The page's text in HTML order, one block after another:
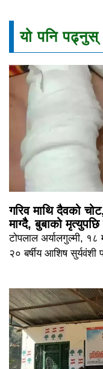
यो पनि पढ्नुस्
गरिव माथि दैवको
माग्दैै, बुबाको
टोपलाल अर्यालगुल्मी, १८
२० बर्षीय आशिष सुर्यवंशी